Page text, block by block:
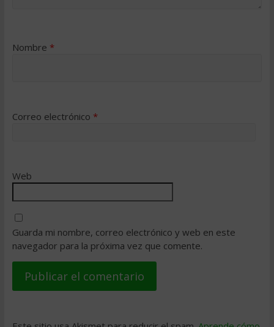
Nombre *
Correo electrónico *
Web
Guarda mi nombre, correo electrónico y web en este
navegador para la próxima vez que comente.